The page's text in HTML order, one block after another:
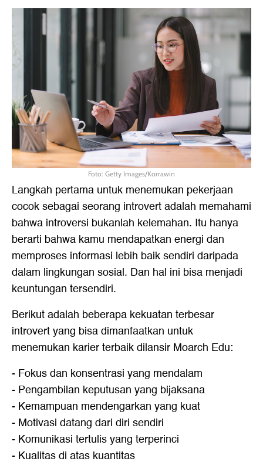
Foto: Getty Images/Korrawin
Langkah pertama untuk menemukan pekerjaan
cocok sebagai seorang introvert adalah memahami
bahwa introversi bukanlah kelemahan. Itu hanya
berarti bahwa kamu mendapatkan energi dan
memproses informasi lebih baik sendiri daripada
dalam lingkungan sosial. Dan hal ini bisa menjadi
keuntungan tersendiri.
Berikut adalah beberapa kekuatan terbesar
introvert yang bisa dimanfaatkan untuk
menemukan karier terbaik dilansir Moarch Edu:
- Fokus dan konsentrasi yang mendalam
- Pengambilan keputusan yang bijaksana
- Kemampuan mendengarkan yang kuat
- Motivasi datang dari diri sendiri
- Komunikasi tertulis yang terperinci
- Kualitas di atas kuantitas